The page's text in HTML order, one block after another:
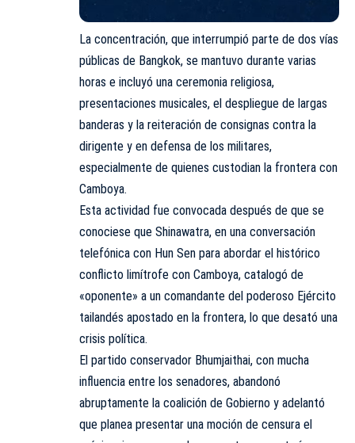
La concentración, que interrumpió parte de dos vías
públicas de Bangkok, se mantuvo durante varias
horas e incluyó una ceremonia religiosa,
presentaciones musicales, el despliegue de largas
banderas y la reiteración de consignas contra la
dirigente y en defensa de los militares,
especialmente de quienes custodian la frontera con
Camboya.
Esta actividad fue convocada después de que se
conociese que Shinawatra, en una conversación
telefónica con Hun Sen para abordar el histórico
conflicto limítrofe con Camboya, catalogó de
«oponente» a un comandante del poderoso Ejército
tailandés apostado en la frontera, lo que desató una
crisis política.
El partido conservador Bhumjaithai, con mucha
influencia entre los senadores, abandonó
abruptamente la coalición de Gobierno y adelantó
que planea presentar una moción de censura el